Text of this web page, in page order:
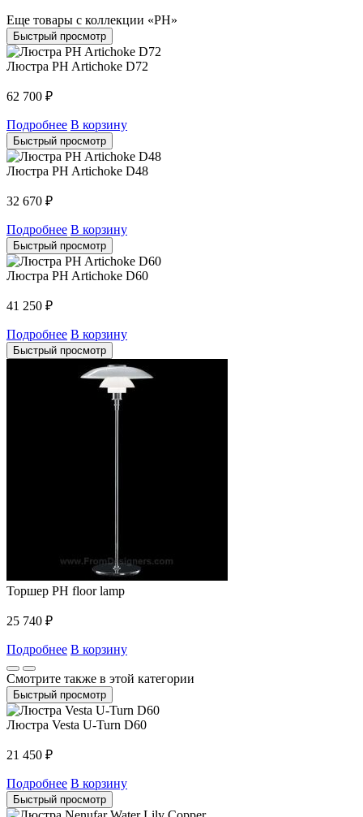
Еще товары с коллекции «PH»
Быстрый просмотр
Люстра PH Artichoke D72
62 700 ₽
Подробнее В корзину
Быстрый просмотр
Люстра PH Artichoke D48
32 670 ₽
Подробнее В корзину
Быстрый просмотр
Люстра PH Artichoke D60
41 250 ₽
Подробнее В корзину
Быстрый просмотр
Торшер PH floor lamp
25 740 ₽
Подробнее В корзину
Смотрите также в этой категории
Быстрый просмотр
Люстра Vesta U-Turn D60
21 450 ₽
Подробнее В корзину
Быстрый просмотр